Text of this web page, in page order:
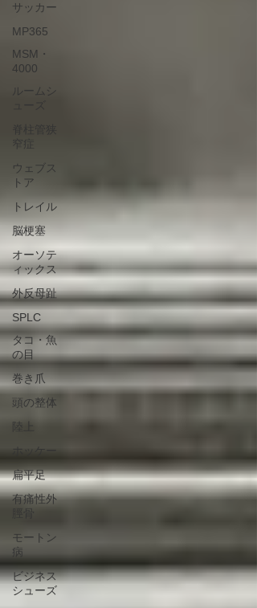
サッカー
MP365
MSM・
4000
ルームシ
窄症
ウェブス
トア
トレイル
脳梗塞
オーソテ
ィックス
外反母趾
SPLC
タコ・魚
の目
巻き爪
頭の整体
陸上
ホッケー
扁平足
有痛性外
脛骨
モートン
病
ビジネス
シューズ